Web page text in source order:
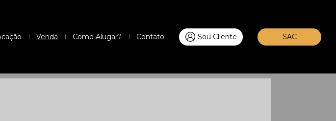
Venda Como Alugar? Contato Sou Cliente SAC